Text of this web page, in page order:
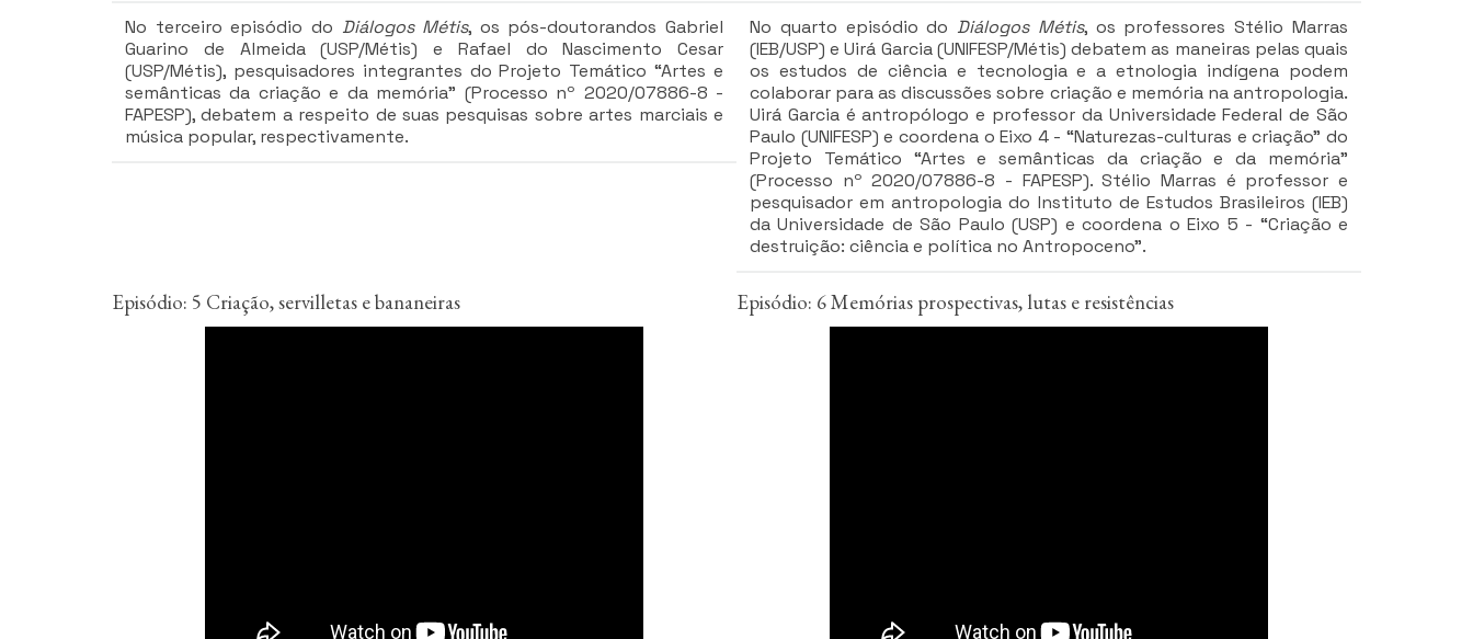
No terceiro episódio do Diálogos Métis, os pós-doutorandos Gabriel
Guarino de Almeida (USP/Métis) e Rafael do Nascimento Cesar
(USP/Métis), pesquisadores integrantes do Projeto Temático “Artes e
semânticas da criação e da memória” (Processo nº 2020/07886-8 -
FAPESP), debatem a respeito de suas pesquisas sobre artes marciais e
música popular, respectivamente.
No quarto episódio do Diálogos Métis, os professores Stélio Marras
(IEB/USP) e Uirá Garcia (UNIFESP/Métis) debatem as maneiras pelas quais
os estudos de ciência e tecnologia e a etnologia indígena podem
colaborar para as discussões sobre criação e memória na antropologia.
Uirá Garcia é antropólogo e professor da Universidade Federal de São
Paulo (UNIFESP) e coordena o Eixo 4 - “Naturezas-culturas e criação” do
Projeto Temático “Artes e semânticas da criação e da memória”
(Processo nº 2020/07886-8 - FAPESP). Stélio Marras é professor e
pesquisador em antropologia do Instituto de Estudos Brasileiros (IEB)
da Universidade de São Paulo (USP) e coordena o Eixo 5 - “Criação e
destruição: ciência e política no Antropoceno”.
Episódio: 5 Criação, servilletas e bananeiras Episódio: 6 Memórias prospectivas, lutas e resistências